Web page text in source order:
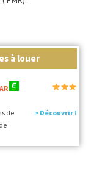
à louer
de
> Découvrir !